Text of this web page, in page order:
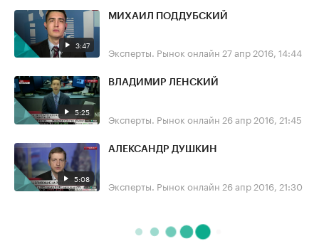
3:47
МИХАИЛ ПОДДУБСКИЙ
Эксперты. Рынок онлайн 27 апр 2016, 14:44
5:25
ВЛАДИМИР ЛЕНСКИЙ
Эксперты. Рынок онлайн 26 апр 2016, 21:45
5:08
АЛЕКСАНДР ДУШКИН
Эксперты. Рынок онлайн 26 апр 2016, 21:30